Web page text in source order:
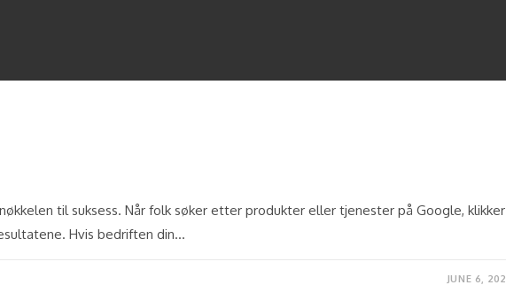
til suksess. Når folk søker etter produkter eller tjenester på Google, klikker
Hvis bedriften din…
JUNE 6,